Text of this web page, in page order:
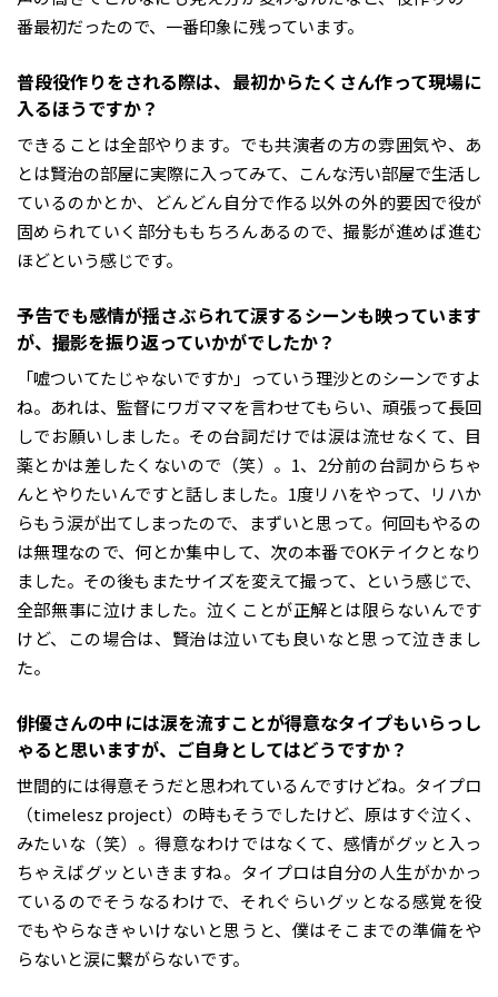
番最初だったので、一番印象に残っています。
――普段役作りをされる際は、最初からたくさん作って現場に
入るほうですか？
できることは全部やります。でも共演者の方の雰囲気や、あ
とは賢治の部屋に実際に入ってみて、こんな汚い部屋で生活し
ているのかとか、どんどん自分で作る以外の外的要因で役が
固められていく部分ももちろんあるので、撮影が進めば進む
ほどという感じです。
――予告でも感情が揺さぶられて涙するシーンも映っています
が、撮影を振り返っていかがでしたか？
「嘘ついてたじゃないですか」っていう理沙とのシーンですよ
ね。あれは、監督にワガママを言わせてもらい、頑張って長回
しでお願いしました。その台詞だけでは涙は流せなくて、目
薬とかは差したくないので（笑）。1、2分前の台詞からちゃ
んとやりたいんですと話しました。1度リハをやって、リハか
らもう涙が出てしまったので、まずいと思って。何回もやるの
は無理なので、何とか集中して、次の本番でOKテイクとなり
ました。その後もまたサイズを変えて撮って、という感じで、
全部無事に泣けました。泣くことが正解とは限らないんです
けど、この場合は、賢治は泣いても良いなと思って泣きまし
た。
――俳優さんの中には涙を流すことが得意なタイプもいらっし
ゃると思いますが、ご自身としてはどうですか？
世間的には得意そうだと思われているんですけどね。タイプロ
（timelesz project）の時もそうでしたけど、原はすぐ泣く、
みたいな（笑）。得意なわけではなくて、感情がグッと入っ
ちゃえばグッといきますね。タイプロは自分の人生がかかっ
ているのでそうなるわけで、それぐらいグッとなる感覚を役
でもやらなきゃいけないと思うと、僕はそこまでの準備をや
らないと涙に繋がらないです。